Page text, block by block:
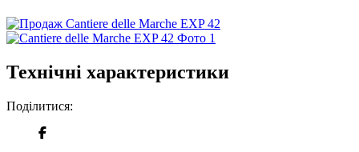
Технічні характеристики
Поділитися: